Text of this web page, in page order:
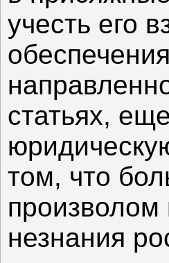
учесть его
статьях,
том, что
произволом
незнания